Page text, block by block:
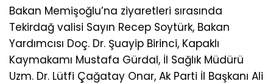
Bakan Memişoğlu’na ziyaretleri sırasında
Tekirdağ valisi Sayın Recep Soytürk, Bakan
Yardımcısı Doç. Dr. Şuayip Birinci, Kapaklı
Kaymakamı Mustafa Gürdal, İl Sağlık Müdürü
Uzm. Dr. Lütfi Çağatay Onar, Ak Parti İl Başkanı Ali